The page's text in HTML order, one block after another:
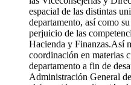
espacial de las distintas
departamento, así como
perjuicio de las
Hacienda y Finanzas.Así
coordinación en materias
departamento a fin de
Administración General